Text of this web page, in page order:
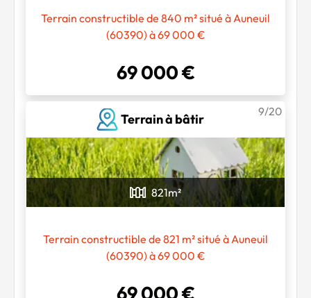
Terrain constructible de 840 m² situé à Auneuil
(60390) à 69 000 €
69 000 €
Terrain à bâtir
9/20
821m²
Terrain constructible de 821 m² situé à Auneuil
(60390) à 69 000 €
69 000 €